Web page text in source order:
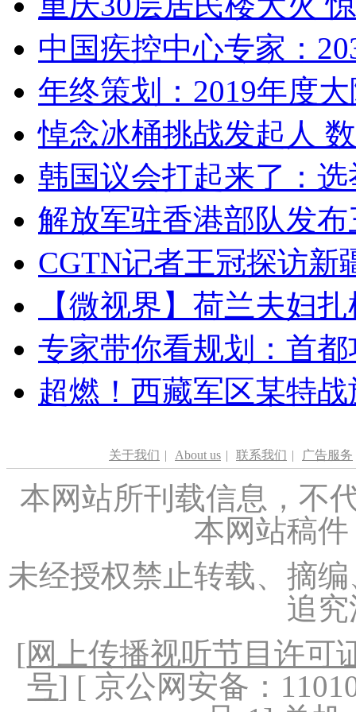
中国疾控中心专家：
年终策划：2019年度
悼念冰桶挑战发起人
韩国议会打起来了：
解放军驻香港部队发
CGTN记者王冠探访新
【微视界】荷兰夫妇
专家带你看规划：首
超燃！西藏军区某特
关于我们 | About us | 联系我们 | 广告服务
本网站所刊载信息，不
本网站稿
未经授权禁止转载、摘
追
[网上传播视听节目许可
号] [ 京公网安备：